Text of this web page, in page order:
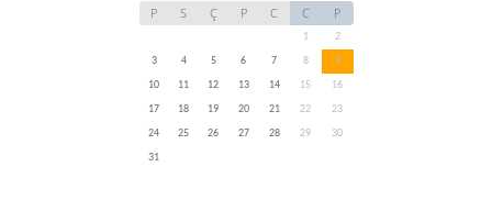
P S Ç P C C P
1
2
3
4 5 6 7 8
9
10
11 12 13 14 15
16
17
18 19 20 21 22
23
24
25 26 27 28 29
30
31